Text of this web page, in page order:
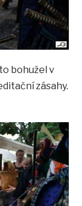
bohužel v
zásahy.